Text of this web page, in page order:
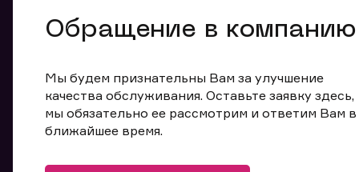
Обращение в компанию
Мы будем признательны Вам за улучшение
качества обслуживания. Оставьте заявку здесь,
мы обязательно ее рассмотрим и ответим Вам в
ближайшее время.